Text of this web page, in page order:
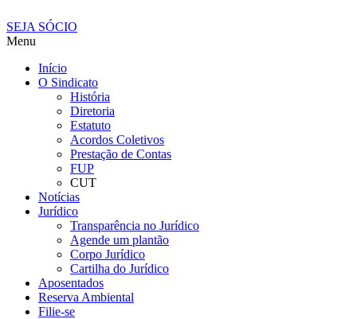
SEJA SÓCIO
Menu
Início
O Sindicato
História
Diretoria
Estatuto
Acordos Coletivos
Prestação de Contas
FUP
CUT
Notícias
Jurídico
Transparência no Jurídico
Agende um plantão
Corpo Jurídico
Cartilha do Jurídico
Aposentados
Reserva Ambiental
Filie-se